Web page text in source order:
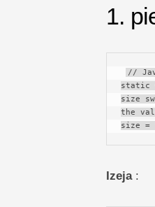
1.
//
static
size
the
size =
Izeja: